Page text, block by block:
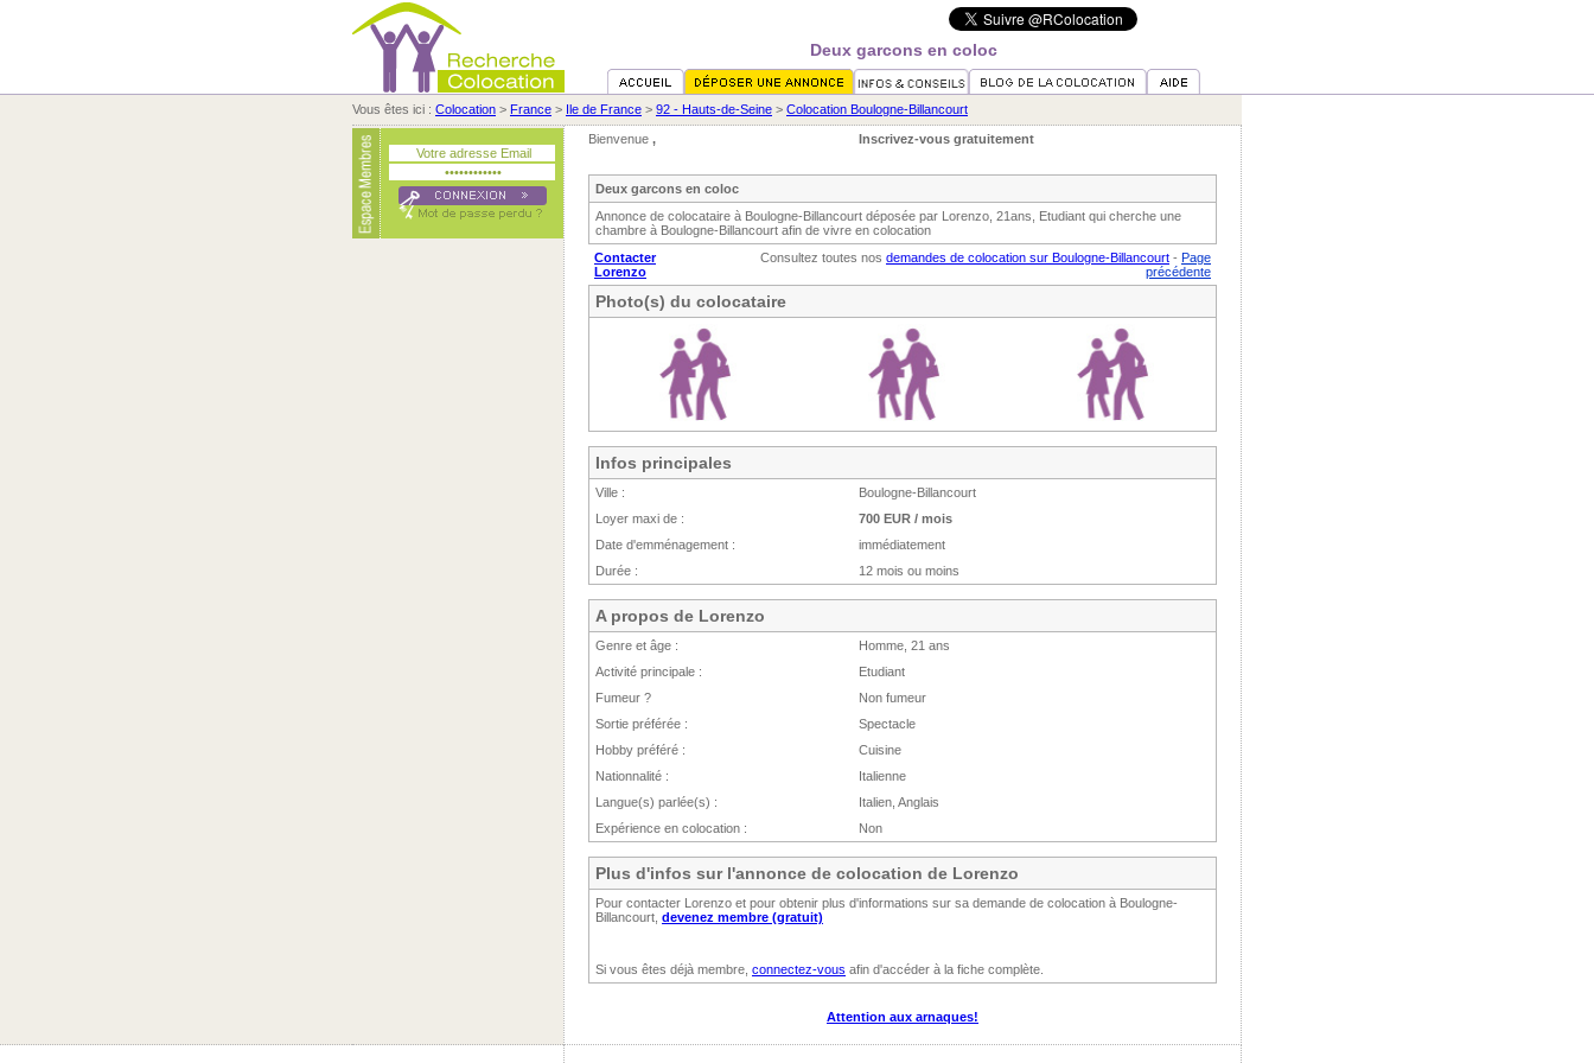
Deux garcons en coloc
Vous êtes ici : Colocation > France > Ile de France > 92 - Hauts-de-Seine > Colocation Boulogne-Billancourt
Bienvenue , Inscrivez-vous gratuitement
Deux garcons en coloc
Annonce de colocataire à Boulogne-Billancourt déposée par Lorenzo, 21ans, Etudiant qui cherche une
chambre à Boulogne-Billancourt afin de vivre en colocation
Contacter
Lorenzo
Consultez toutes nos demandes de colocation sur Boulogne-Billancourt - Page
précédente
Photo(s) du colocataire
Infos principales
Ville :
Boulogne-Billancourt
Loyer maxi de :
700 EUR / mois
Date d'emménagement :
immédiatement
Durée :
12 mois ou moins
A propos de Lorenzo
Genre et âge :
Homme, 21 ans
Activité principale :
Etudiant
Fumeur ?
Non fumeur
Sortie préférée :
Spectacle
Hobby préféré :
Cuisine
Nationnalité :
Italienne
Langue(s) parlée(s) :
Italien, Anglais
Expérience en colocation :
Non
Plus d'infos sur l'annonce de colocation de Lorenzo
Pour contacter Lorenzo et pour obtenir plus d'informations sur sa demande de colocation à Boulogne-
Billancourt, devenez membre (gratuit)
Si vous êtes déjà membre, connectez-vous afin d'accéder à la fiche complète.
Attention aux arnaques!